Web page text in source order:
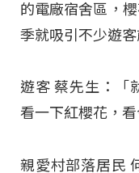
的電廠宿舍區，
季就吸引不少遊客
遊客 蔡先生：「
看一下紅櫻花，看
親愛村部落居民